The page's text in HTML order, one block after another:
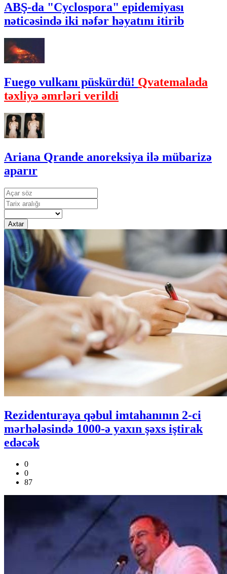
ABŞ-da "Cyclospora" epidemiyası
nəticəsində iki nəfər həyatını itirib
Fuego vulkanı püskürdü! Qvatemalada
təxliyə əmrləri verildi
Ariana Qrande anoreksiya ilə mübarizə
aparır
Axtar
Rezidenturaya qəbul imtahanının 2-ci
mərhələsində 1000-ə yaxın şəxs iştirak
edəcək
0
0
87